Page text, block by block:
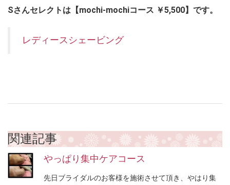
Sさんセレクトは【mochi-mochiコース ￥5,500】です。
レディースシェービング
関連記事
やっぱり集中ケアコース
先日ブライダルのお客様を施術させて頂き、やはり集